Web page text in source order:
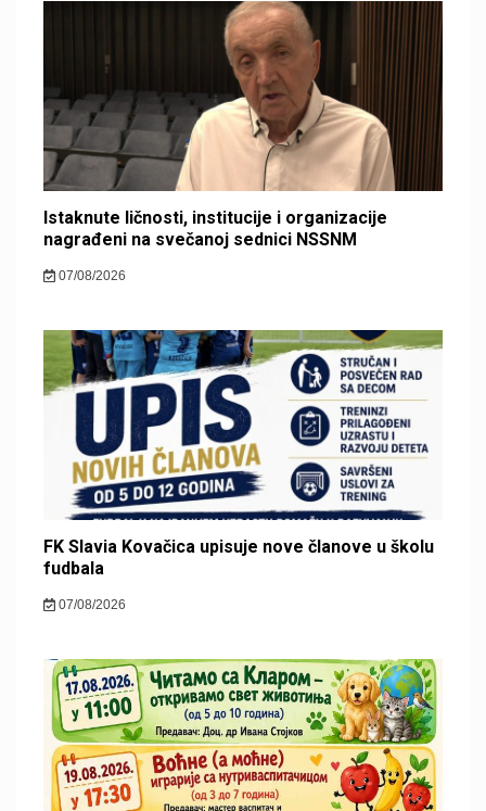
Istaknute ličnosti, institucije i organizacije
nagrađeni na svečanoj sednici NSSNM
07/08/2026
FK Slavia Kovačica upisuje nove članove u školu
fudbala
07/08/2026